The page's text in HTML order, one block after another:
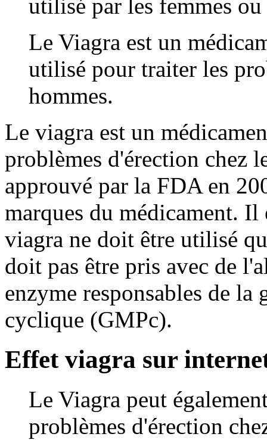
utilisé par les femmes
Le Viagra est un
utilisé pour traiter les
hommes.
Le viagra est un
problèmes d'érection chez
approuvé par la FDA en
marques du médicament.
viagra ne doit être utilisé
doit pas être pris avec de
enzyme responsables de la
cyclique (GMPc).
Effet viagra sur
Le Viagra peut
problèmes d'érection